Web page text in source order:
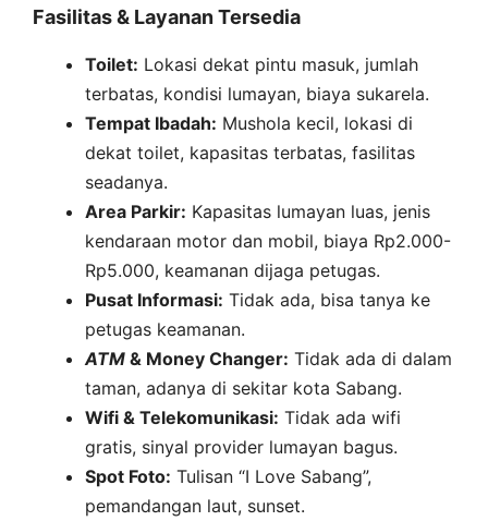
Fasilitas & Layanan Tersedia
Toilet: Lokasi dekat pintu masuk, jumlah
terbatas, kondisi lumayan, biaya sukarela.
Tempat Ibadah: Mushola kecil, lokasi di
dekat toilet, kapasitas terbatas, fasilitas
seadanya.
Area Parkir: Kapasitas lumayan luas, jenis
kendaraan motor dan mobil, biaya Rp2.000-
Rp5.000, keamanan dijaga petugas.
Pusat Informasi: Tidak ada, bisa tanya ke
petugas keamanan.
ATM & Money Changer: Tidak ada di dalam
taman, adanya di sekitar kota Sabang.
Wifi & Telekomunikasi: Tidak ada wifi
gratis, sinyal provider lumayan bagus.
Spot Foto: Tulisan “I Love Sabang”,
pemandangan laut, sunset.